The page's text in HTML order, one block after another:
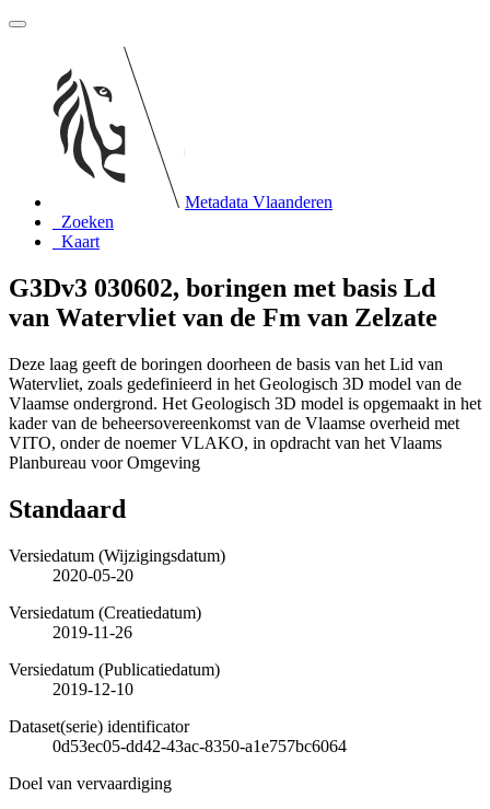
Metadata Vlaanderen
Zoeken
Kaart
G3Dv3 030602, boringen met basis Ld
van Watervliet van de Fm van Zelzate
Deze laag geeft de boringen doorheen de basis van het Lid van
Watervliet, zoals gedefinieerd in het Geologisch 3D model van de
Vlaamse ondergrond. Het Geologisch 3D model is opgemaakt in het
kader van de beheersovereenkomst van de Vlaamse overheid met
VITO, onder de noemer VLAKO, in opdracht van het Vlaams
Planbureau voor Omgeving
Standaard
Versiedatum (Wijzigingsdatum)
2020-05-20
Versiedatum (Creatiedatum)
2019-11-26
Versiedatum (Publicatiedatum)
2019-12-10
Dataset(serie) identificator
0d53ec05-dd42-43ac-8350-a1e757bc6064
Doel van vervaardiging